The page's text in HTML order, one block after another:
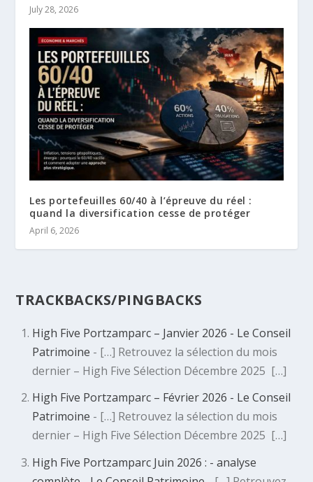
July 28, 2026
Les portefeuilles 60/40 à l’épreuve du réel :
quand la diversification cesse de protéger
April 6, 2026
TRACKBACKS/PINGBACKS
High Five Portzamparc – Janvier 2026 - Le Conseil
Patrimoine - […] Retrouvez la sélection du mois
dernier – High Five Sélection Décembre 2025 […]
High Five Portzamparc – Février 2026 - Le Conseil
Patrimoine - […] Retrouvez la sélection du mois
dernier – High Five Sélection Décembre 2025 […]
High Five Portzamparc Juin 2026 : - analyse